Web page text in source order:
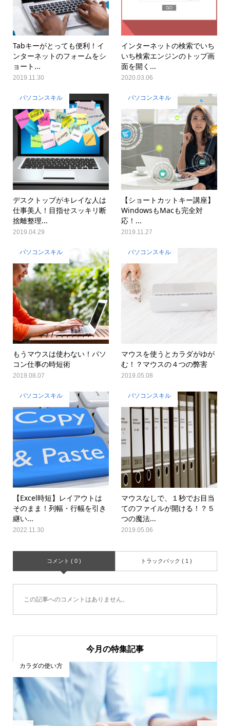
Tabキーがとっても便利！イ
ンターネットのフォームをシ
ョート...
2019.11.30
インターネットの検索でいち
いち検索エンジンのトップ画
面を開く...
2020.03.06
パソコンスキル
デスクトップがキレイな人は
仕事美人！目指せスッキリ断
捨離整理...
2019.04.29
パソコンスキル
【ショートカットキー講座】
WindowsもMacも完全対
応！...
2019.11.27
パソコンスキル
もうマウスは使わない！パソ
コン仕事の時短術
2019.08.07
パソコンスキル
マウスを使うとカラダがゆが
む！？マウスの４つの弊害
2019.05.08
パソコンスキル
【Excel時短】レイアウトは
そのまま！列幅・行幅を引き
継い...
2022.11.30
パソコンスキル
マウスなしで、１秒でお目当
てのファイルが開ける！？５
つの魔法...
2019.05.06
コメント ( 0 ) トラックバック ( 1 )
この記事へのコメントはありません。
今月の特集記事
カラダの使い方